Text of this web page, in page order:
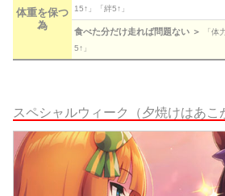
体重を保つ
為
15↑」「絆5↑」
食べた分だけ走れば問題ない ＞
「体
5↑」
スペシャルウィーク（夕焼けはあこ